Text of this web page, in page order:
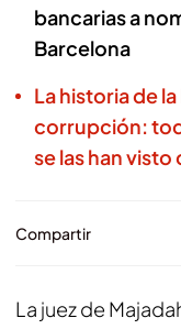
bancarias a
Barcelona
La historia de
corrupción:
se las han visto
Compartir
La juez de